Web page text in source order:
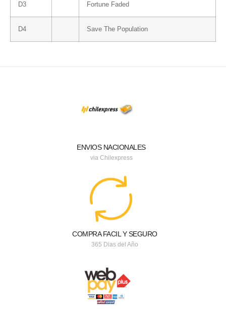
D3 Fortune Faded
D4 Save The Population
ENVIOS NACIONALES
via Chilexpress
COMPRA FACIL Y SEGURO
365 Dias del Año